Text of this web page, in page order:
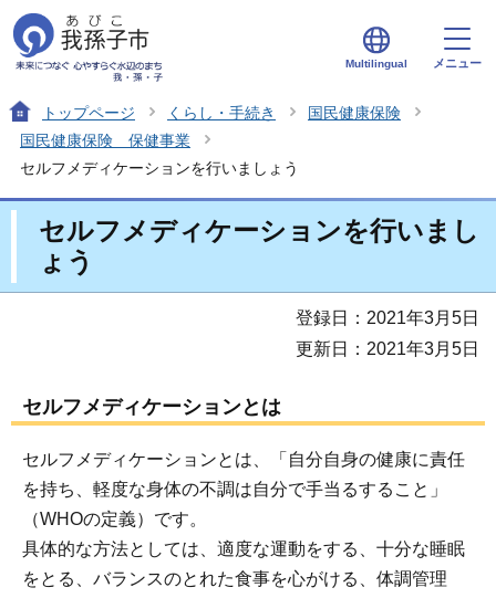
Multilingual メニュー
トップページ くらし・手続き
国民健康保険
国民健康保険 保健事業
セルフメディケーションを行いましょう
セルフメディケーションを行いまし
ょう
登録日：2021年3月5日
更新日：2021年3月5日
セルフメディケーションとは
セルフメディケーションとは、「自分自身の健康に責任
を持ち、軽度な身体の不調は自分で手当るすること」
（WHOの定義）です。
具体的な方法としては、適度な運動をする、十分な睡眠
をとる、バランスのとれた食事を心がける、体調管理